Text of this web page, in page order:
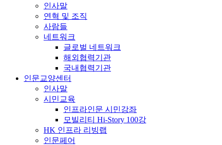
인사말
연혁 및 조직
사람들
네트워크
글로벌 네트워크
해외협력기관
국내협력기관
인문교양센터
인사말
시민교육
인프라인문 시민강좌
모빌리티 Hi-Story 100강
HK 인프라 리빙랩
인문페어